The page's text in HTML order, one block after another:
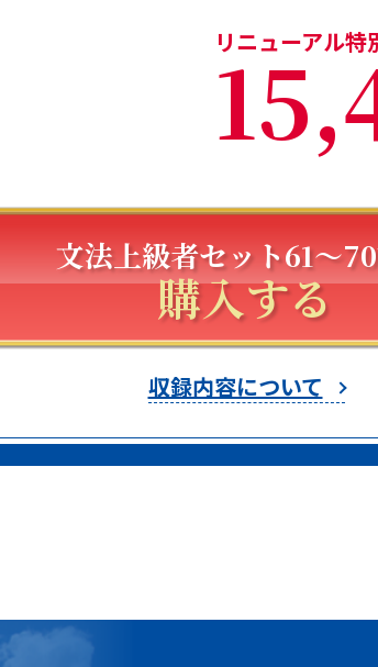
リニューアル特
文法上級者セット61〜
購入する
収録内容について